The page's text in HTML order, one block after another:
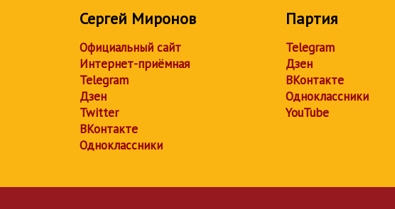
Сергей Миронов
Официальный сайт
Интернет-приёмная
Telegram
Дзен
Twitter
ВКонтакте
Одноклассники
Партия
Telegram
Дзен
ВКонтакте
Одноклассники
YouTube